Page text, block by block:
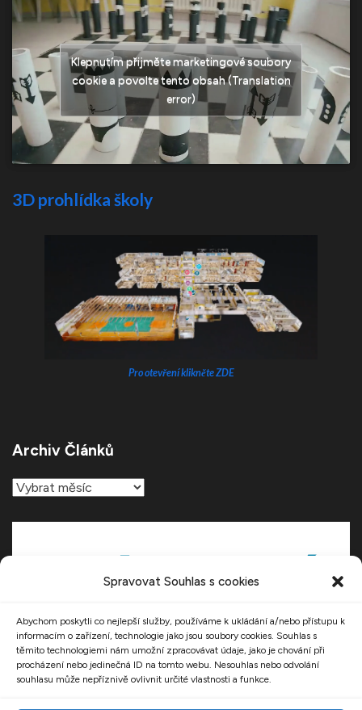
Spravovat Souhlas s cookies
Abychom poskytli co nejlepší služby, používáme k ukládání a/nebo přístupu k
informacím o zařízení, technologie jako jsou soubory cookies. Souhlas s
těmito technologiemi nám umožní zpracovávat údaje, jako je chování při
procházení nebo jedinečná ID na tomto webu. Nesouhlas nebo odvolání
souhlasu může nepříznivě ovlivnit určité vlastnosti a funkce.
Klepnutím přijměte marketingové soubory
cookie a povolte tento obsah (Translation
error)
3D prohlídka školy
Pro otevření klikněte ZDE
Archiv Článků
Archiv